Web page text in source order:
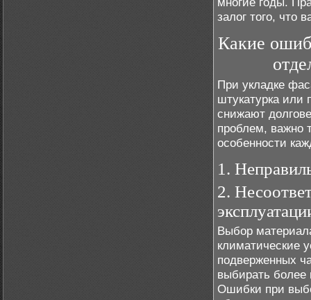
залог того, что
Какие
При укладке
штукатурка или
снижают
проблем, важно
особенности
1.
2.
Выбор
климатические
подверженных
выбирать более
Ошибки при